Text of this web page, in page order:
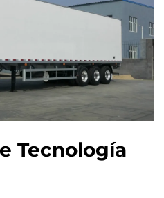
Tecnología